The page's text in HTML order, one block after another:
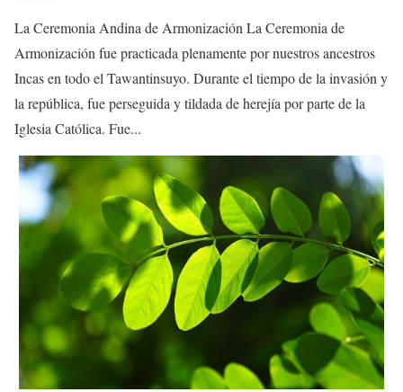
La Ceremonia Andina de Armonización La Ceremonia de
Armonización fue practicada plenamente por nuestros ancestros
Incas en todo el Tawantinsuyo. Durante el tiempo de la invasión y
la república, fue perseguida y tildada de herejía por parte de la
Iglesia Católica. Fue...